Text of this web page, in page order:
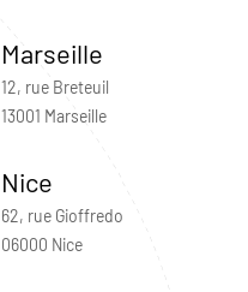
Marseille
12, rue Breteuil
13001 Marseille
Nice
62, rue Gioffredo
06000 Nice